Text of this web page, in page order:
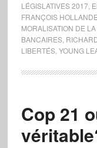
LÉGISLATIVES 2017,
FRANÇOIS HOLLANDE
MORALISATION DE
BANCAIRES,
LIBERTÉS, YOUNG
Cop 21